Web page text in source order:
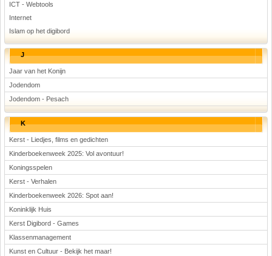
ICT - Webtools
Internet
Islam op het digibord
J
Jaar van het Konijn
Jodendom
Jodendom - Pesach
K
Kerst - Liedjes, films en gedichten
Kinderboekenweek 2025: Vol avontuur!
Koningsspelen
Kerst - Verhalen
Kinderboekenweek 2026: Spot aan!
Koninklijk Huis
Kerst Digibord - Games
Klassenmanagement
Kunst en Cultuur - Bekijk het maar!